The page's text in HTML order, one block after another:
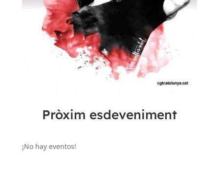
Pròxim esdeveniment
¡No hay eventos!